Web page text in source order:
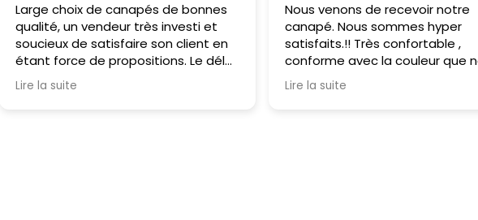
Large choix de canapés de bonnes
qualité, un vendeur très investi et
soucieux de satisfaire son client en
étant force de propositions. Le délai
de livraison a été respecté et nous
avons réceptionné notre canapé
Lire la suite
Nous venons de recevoir notre
canapé. Nous sommes hyper
satisfaits.!! Très confortable ,
conforme avec la couleur que nous
avions commandée et de super
qualité
Lire la suite